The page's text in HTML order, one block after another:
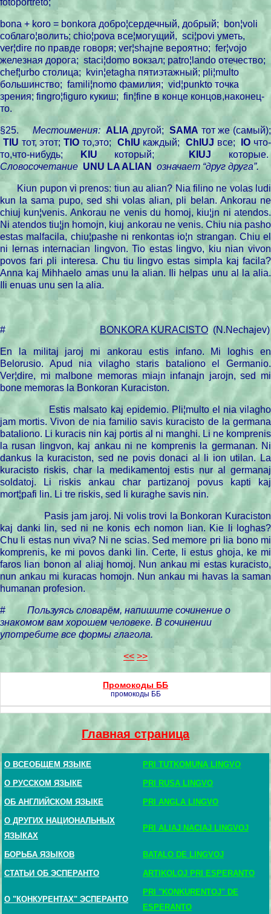
fotoportreto;
bona + koro = bonkora добро¦сердечный, добрый;
bon¦voli
соблаго¦волить; chio¦pova все¦могущий, sci¦poviуметь,
ver¦dire по правде говоря; ver¦shajne вероятно; fer¦vojo
железная дорога; staci¦domo вокзал; patro¦lando отечество;
chef¦urbo столица; kvin¦etagha пятиэтажный; pli¦multo
большинство; famili¦nomo фамилия; vid¦punkto точка
зрения; fingro¦figuro кукиш; fin¦fine в конце концов,наконец-
то.
§25. Местоимения: ALIA другой; SAMA тот же (самый);
TIU тот, этот;TIO то,это; ChIU каждый; ChIUJ все; IO что-
то,что-нибудь; KIU который; KIUJ которые.
Словосочетание UNU LA ALIAN означает “друг друга”.
Kiun pupon vi prenos: tiun au alian? Nia filino ne volas ludi
kun la sama pupo, sed shi volas alian, pli belan. Ankorau ne
chiuj kun¦venis. Ankorau ne venis du homoj, kiu¦jn ni atendos.
Ni atendos tiu¦jn homojn, kiuj ankorau ne venis. Chiu nia pasho
estas malfacila, chiu¦pashe ni renkontas io¦n strangan. Chiu el
ni lernas internacian lingvon. Tio estas lingvo, kiu nian vivon
povos fari pli interesa. Chu tiu lingvo estas simpla kaj facila?
Anna kaj Mihhaelo amas unu la alian.
Ili helpas unu al la alia.
Ili enuas unu sen la alia.
# BONKORA KURACISTO (N.Nechajev)
En la militaj jaroj mi ankorau estis infano. Mi loghis en
Belorusio. Apud nia vilagho staris bataliono el Germanio.
Ver¦dire, mi malbone memoras miajn infanajn jarojn, sed mi
bone memoras la Bonkoran Kuraciston.
Estis malsato kaj epidemio. Pli¦multo el nia vilagho
jam mortis. Vivon de nia familio savis kuracisto de la germana
bataliono. Li kuracis nin kaj portis al ni manghi. Li ne komprenis
la rusan lingvon, kaj ankau ni ne komprenis la germanan. Ni
dankus la kuraciston, sed ne povis donaci al li ion utilan. La
kuracisto riskis, char la medikamentoj estis nur al germanaj
soldatoj. Li riskis ankau char partizanoj povus kapti kaj
mort¦pafi lin. Li tre riskis, sed li kuraghe savis nin.
Pasis jam jaroj. Ni volis trovi la Bonkoran Kuraciston
kaj danki lin, sed ni ne konis ech nomon lian. Kie li loghas?
Chu li estas nun viva? Ni ne scias. Sed memore pri lia bono mi
komprenis, ke mi povos danki lin. Certe, li estus ghoja, ke mi
faros lian bonon al aliaj homoj. Nun ankau mi estas kuracisto,
nun ankau mi kuracas homojn. Nun ankau mi havas la saman
humanan profesion.
# Пользуясь словарём, напишите сочинение о
знакомом вам хорошем человеке. В сочинении
употребите все формы глагола.
<< >>
Промокоды ББ
промокоды ББ
Главная страница
О ВСЕОБЩЕМ ЯЗЫКЕ PRI TUTKOMUNA LINGVO
О РУССКОМ ЯЗЫКЕ PRI RUSA LINGVO
ОБ АНГЛИЙСКОМ ЯЗЫКЕ PRI ANGLA LINGVO
О ДРУГИХ НАЦИОНАЛЬНЫХ
ЯЗЫКАХ
PRI ALIAJ NACIAJ LINGVOJ
БОРЬБА ЯЗЫКОВ BATALO DE LINGVOJ
СТАТЬИ ОБ ЭСПЕРАНТО ARTIKOLOJ PRI ESPERANTO
О "КОНКУРЕНТАХ" ЭСПЕРАНТО
PRI "KONKURENTOJ" DE
ESPERANTO